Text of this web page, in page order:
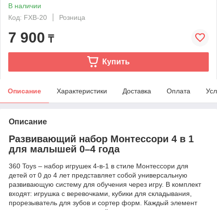
В наличии
Код: FXB-20
Розница
7 900 ₸
Купить
Описание Характеристики Доставка Оплата
Описание
Развивающий набор Монтессори 4 в 1
для малышей 0–4 года
360 Toys – набор игрушек 4-в-1 в стиле Монтессори для
детей от 0 до 4 лет представляет собой универсальную
развивающую систему для обучения через игру. В комплект
входят: игрушка с веревочками, кубики для складывания,
прорезыватель для зубов и сортер форм. Каждый элемент